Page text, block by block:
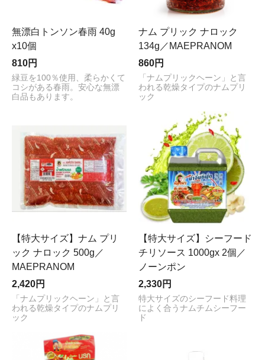
無漂白トンソン春雨 40g
x10個
810円
緑豆を100％使用、柔らかくて
コシがある春雨。安心な無漂
白品もあります。
ナム プリック ナロック
134g／MAEPRANOM
860円
「ナムプリックヘーン」と言
われる乾燥タイプのナムプリ
ック
【特大サイズ】ナム プリ
ック ナロック 500g／
MAEPRANOM
2,420円
「ナムプリックヘーン」と言
われる乾燥タイプのナムプリ
ック
【特大サイズ】シーフード
チリソース 1000gx 2個／
ノーンポン
2,330円
特大サイズのシーフード料理
によく合うナムチムシーフー
ド